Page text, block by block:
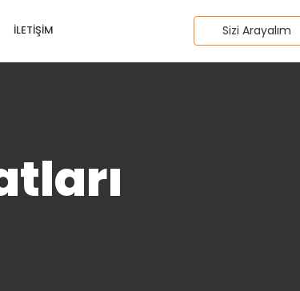
İLETIŞIM Sizi Arayalım